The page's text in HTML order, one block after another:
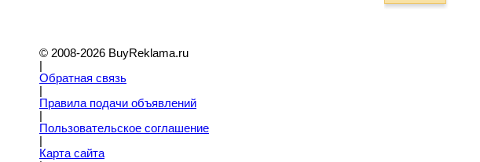
© 2008-2026 BuyReklama.ru
Обратная связь
Правила подачи объявлений
Пoльзовательское соглашение
Карта сайта